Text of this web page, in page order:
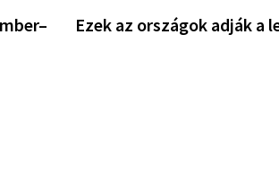
Ezek az országok adják a